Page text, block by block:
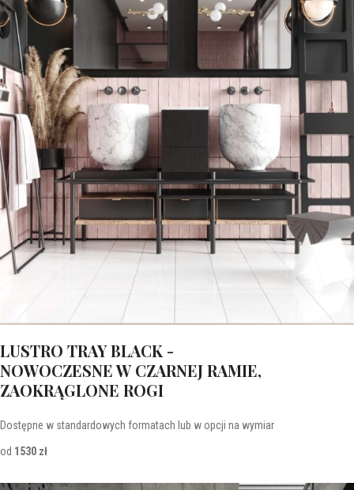
LUSTRO TRAY BLACK -
NOWOCZESNE W CZARNEJ RAMIE,
ZAOKRĄGLONE ROGI
Dostępne w standardowych formatach lub w opcji na wymiar
od 1530 zł